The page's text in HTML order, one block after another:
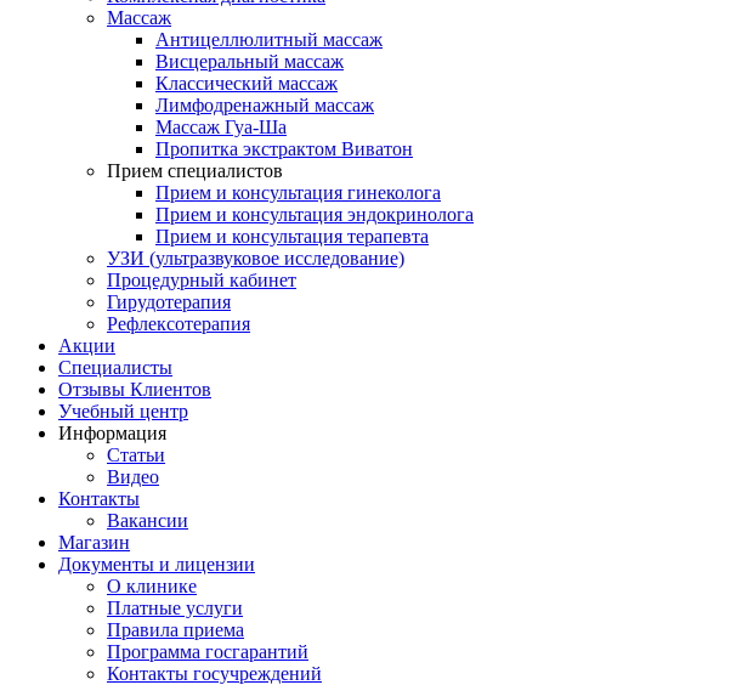
Массаж
Антицеллюлитный массаж
Висцеральный массаж
Классический массаж
Лимфодренажный массаж
Массаж Гуа-Ша
Пропитка экстрактом Виватон
Прием специалистов
Прием и консультация гинеколога
Прием и консультация эндокринолога
Прием и консультация терапевта
УЗИ (ультразвуковое исследование)
Процедурный кабинет
Гирудотерапия
Рефлексотерапия
Акции
Специалисты
Отзывы Клиентов
Учебный центр
Информация
Статьи
Видео
Контакты
Вакансии
Магазин
Документы и лицензии
О клинике
Платные услуги
Правила приема
Программа госгарантий
Контакты госучреждений